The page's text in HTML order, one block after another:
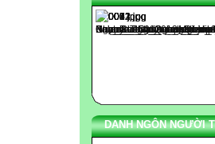
DANH NGÔN NGƯỜI